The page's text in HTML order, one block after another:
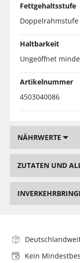
Fettgehaltsstufe
Doppelrahmstufe
Haltbarkeit
Ungeöffnet
Artikelnummer
4503040086
NÄHRWERTE
ZUTATEN UND
Kein